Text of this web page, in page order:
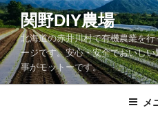
コ
ン
テ
ン
ツ
関野DIY農場
北海道の赤井川村で有機農業を
ージです。安心・安全でおいし
事がモットーです。
メ